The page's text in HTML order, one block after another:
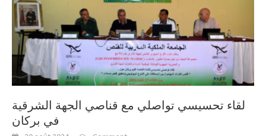
لقاء تحسيسي تواصلي مع قناصي الجهة الشرقية